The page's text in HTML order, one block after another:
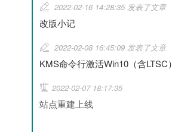
2022-02-16 14:28:35 发表了文章
改版小记
2022-02-08 16:45:09 发表了文章
KMS命令行激活Win10（含LTSC）
2022-02-07 18:17:35
站点重建上线